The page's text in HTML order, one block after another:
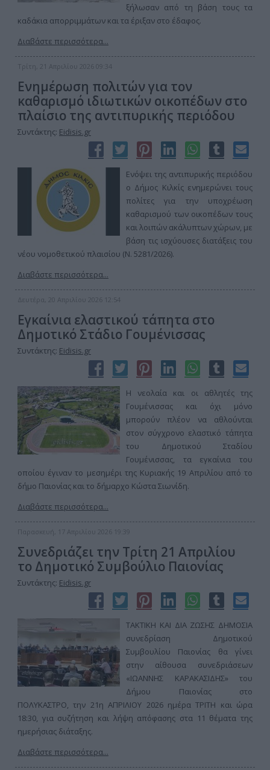
ξήλωσαν από τη βάση τους τα
καδάκια απορριμμάτων και τα έριξαν στο έδαφος.
Διαβάστε περισσότερα...
Τρίτη, 21 Απριλίου 2026 09:34
Ενημέρωση πολιτών για τον
καθαρισμό ιδιωτικών οικοπέδων στο
πλαίσιο της αντιπυρικής περιόδου
Συντάκτης: Eidisis.gr
Ενόψει της αντιπυρικής περιόδου
ο Δήμος Κιλκίς ενημερώνει τους
πολίτες για την υποχρέωση
καθαρισμού των οικοπέδων τους
και λοιπών ακάλυπτων χώρων, με
βάση τις ισχύουσες διατάξεις του
νέου νομοθετικού πλαισίου (Ν. 5281/2026).
Διαβάστε περισσότερα...
Δευτέρα, 20 Απριλίου 2026 12:54
Εγκαίνια ελαστικού τάπητα στο
Δημοτικό Στάδιο Γουμένισσας
Συντάκτης: Eidisis.gr
Η νεολαία και οι αθλητές της
Γουμένισσας και όχι μόνο
μπορούν πλέον να αθλούνται
στον σύγχρονο ελαστικό τάπητα
του Δημοτικού Σταδίου
Γουμένισσας, τα εγκαίνια του
οποίου έγιναν το μεσημέρι της Κυριακής 19 Απριλίου από το
δήμο Παιονίας και το δήμαρχο Κώστα Σιωνίδη.
Διαβάστε περισσότερα...
Παρασκευή, 17 Απριλίου 2026 19:39
Συνεδριάζει την Τρίτη 21 Απριλίου
το Δημοτικό Συμβούλιο Παιονίας
Συντάκτης: Eidisis.gr
ΤΑΚΤΙΚΗ ΚΑΙ ΔΙΑ ΖΩΣΗΣ ΔΗΜΟΣΙΑ
συνεδρίαση Δημοτικού
Συμβουλίου Παιονίας θα γίνει
στην αίθουσα συνεδριάσεων
«ΙΩΑΝΝΗΣ ΚΑΡΑΚΑΣΙΔΗΣ» του
Δήμου Παιονίας στο
ΠΟΛΥΚΑΣΤΡΟ, την 21η ΑΠΡΙΛΙΟΥ 2026 ημέρα ΤΡΙΤΗ και ώρα
18:30, για συζήτηση και λήψη απόφασης στα 11 θέματα της
ημερήσιας διάταξης.
Διαβάστε περισσότερα...